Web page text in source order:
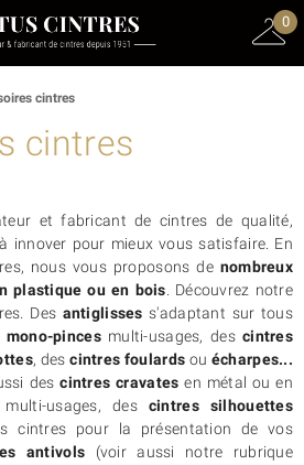
0
cintres
cintres
et fabricant de cintres de qualité,
innover pour mieux vous satisfaire. En
nous vous proposons de nombreux
plastique ou en bois . Découvrez notre
Des antiglisses s'adaptant sur tous
mono-pincesmulti-usages, descintres
, descintres foulards ou écharpes...
descintres cravatesen métal ou en
multi-usages, des cintres silhouettes
cintres pour la présentation de vos
antivols (voir aussi notre rubrique